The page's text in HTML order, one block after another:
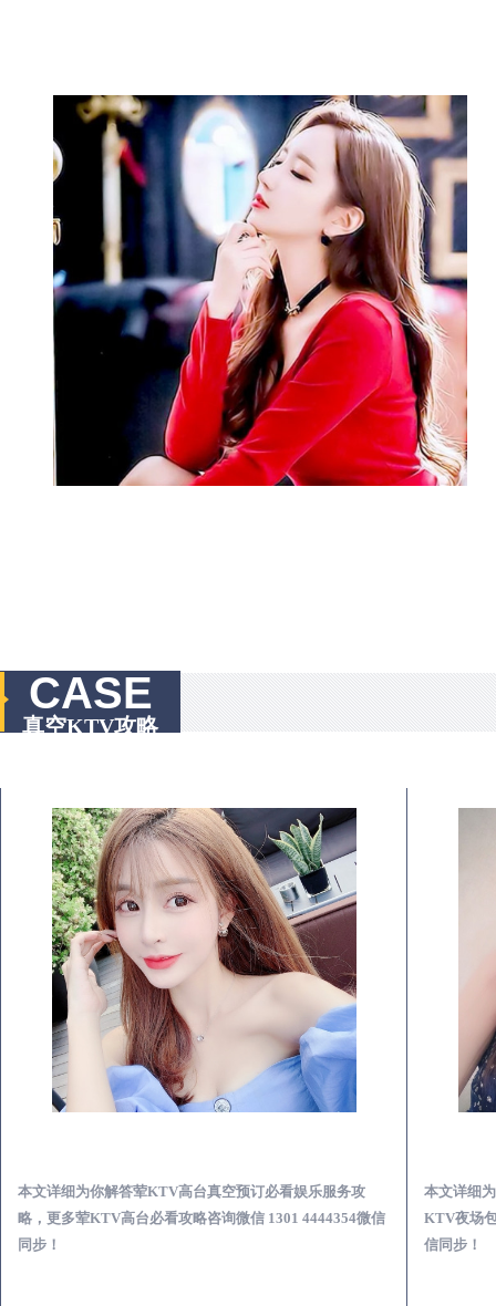
CASE
真空KTV攻略
本文详细为你解答荤KTV高台真空预订必看娱乐服务攻
略，更多荤KTV高台必看攻略咨询微信 1301 4444354微信
同步！
本文详细
KTV夜场
信同步！